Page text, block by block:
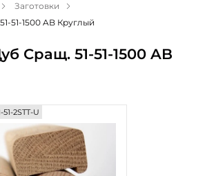
Заготовки
51-1500 AB Круглый
Сращ. 51-51-1500 AB
2STT-U